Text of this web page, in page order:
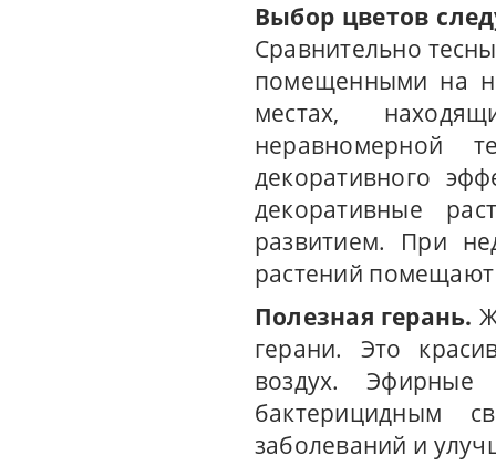
Выбор цветов
Сравнительно
помещенными на
местах,
неравномерной
декоративного
декоративные
развитием. При
растений
Полезная герань.
герани. Это
воздух.
бактерицидным
заболеваний и